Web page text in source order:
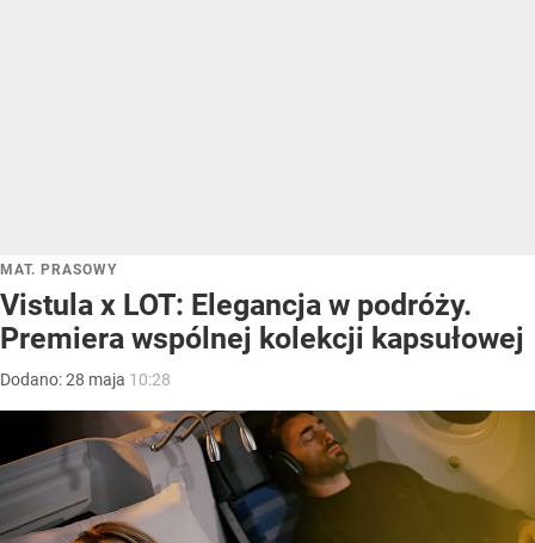
MAT. PRASOWY
Vistula x LOT: Elegancja w podróży.
Premiera wspólnej kolekcji kapsułowej
Dodano:28 maja 10:28